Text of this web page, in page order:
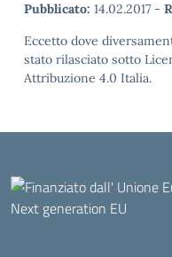
Pubblicato: 14.02.2017 -
Eccetto dove
stato rilasciato sotto
Attribuzione 4.0 Italia.